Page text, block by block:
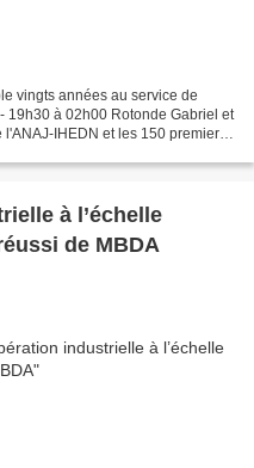
vingts années au service de
19h30 à 02h00 Rotonde Gabriel et
IHEDN et les 150 premiers
à l’échelle
de MBDA